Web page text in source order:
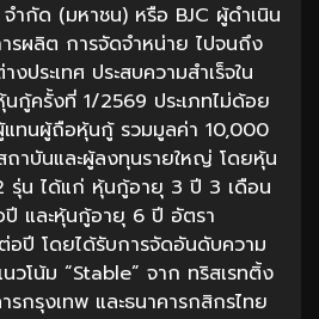
ำกัด (มหาชน) หรือ BJC ผู้ดำเนิน
รผลิต การจัดจำหน่าย ไปจนถึง
ประเทศ ประสบความสำเร็จใน
กู้ครั้งที่ 1/2569 ประเภทไม่ด้อย
แทนผู้ถือหุ้นกู้ รวมมูลค่า 10,000
าบันและผู้ลงทุนรายใหญ่ โดยหุ้น
รุ่น ได้แก่ หุ้นกู้อายุ 3 ปี 3 เดือน
และหุ้นกู้อายุ 6 ปี อัตรา
ปี โดยได้รับการจัดอันดับความ
วโน้ม “Stable” จาก ทริสเรทติ้ง
รกรุงเทพ และธนาคารกสิกรไทย